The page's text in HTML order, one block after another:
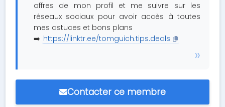
offres de mon profil et me suivre sur les
réseaux sociaux pour avoir accès à toutes
mes astuces et bons plans
➡️ https://linktr.ee/tomguich.tips.deals
Contacter ce membre